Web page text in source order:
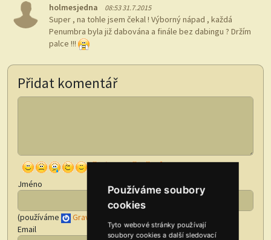
Používáme soubory
cookies
Tyto webové stránky používají
soubory cookies a další sledovací
holmesjedna 08:53 31.7.2015
Super , na tohle jsem čekal ! Výborný nápad , každá
Penumbra byla již dabována a finále bez dabingu ? Držím
palce !!!
Přidat komentář
Jméno
(používáme Gravatar
Email